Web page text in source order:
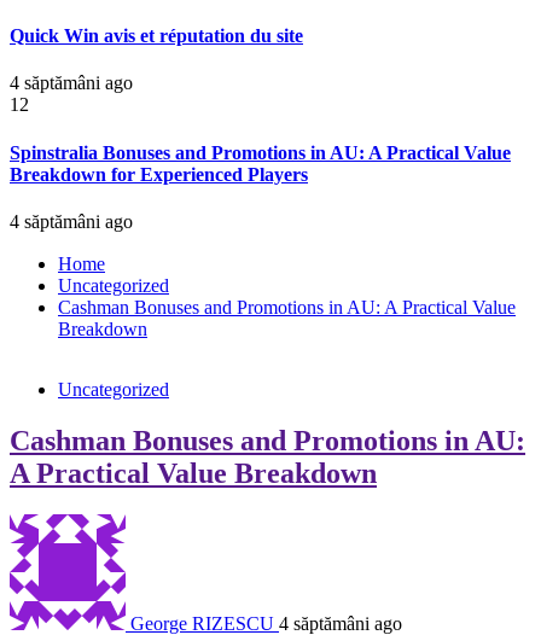
Quick Win avis et réputation du site
4 săptămâni ago
12
Spinstralia Bonuses and Promotions in AU: A Practical Value
Breakdown for Experienced Players
4 săptămâni ago
Home
Uncategorized
Cashman Bonuses and Promotions in AU: A Practical Value
Breakdown
Uncategorized
Cashman Bonuses and Promotions in AU:
A Practical Value Breakdown
George RIZESCU 4 săptămâni ago